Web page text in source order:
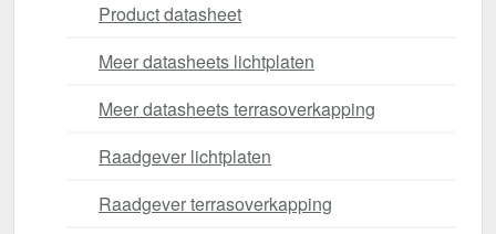
Product datasheet
Meer datasheets lichtplaten
Meer datasheets terrasoverkapping
Raadgever lichtplaten
Raadgever terrasoverkapping